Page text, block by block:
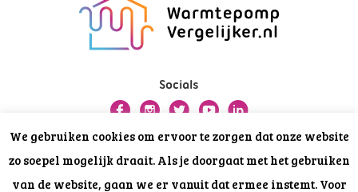
Socials
Over deze website
Privacy
We gebruiken cookies om ervoor te zorgen dat onze website
zo soepel mogelijk draait. Als je doorgaat met het gebruiken
van de website, gaan we er vanuit dat ermee instemt. Voor